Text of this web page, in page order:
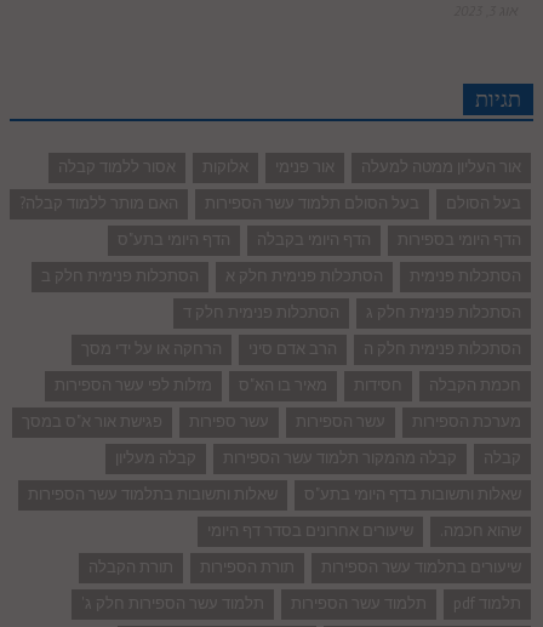
תגיות
אור העליון ממטה למעלה אור פנימי אלוקות
אסור ללמוד קבלה
בעל הסולם
בעל הסולם תלמוד עשר הספירות
האם מותר ללמוד קבלה?
הדף היומי בספירות
הדף היומי בקבלה
הדף היומי בתע"ס
הסתכלות פנימית
הסתכלות פנימית חלק א
הסתכלות פנימית חלק ב
הסתכלות פנימית חלק ג
הסתכלות פנימית חלק ד
הסתכלות פנימית חלק ה
הרב אדם סיני
הרחקה או על ידי מסך
חכמת הקבלה
חסידות מאיר בו הא"ס
מזלות לפי עשר הספירות
מערכת הספירות
עשר הספירות עשר ספירות
פגישת אור א"ס במסך
קבלה
קבלה מהמקור תלמוד עשר הספירות
קבלה מעליון
שאלות ותשובות בדף היומי בתע"ס
שאלות ותשובות בתלמוד עשר הספירות
שהוא חכמה.
שיעורים אחרונים בסדר דף היומי
שיעורים בתלמוד עשר הספירות
תורת הספירות
תורת הקבלה
תלמוד pdf
תלמוד עשר הספירות
תלמוד עשר הספירות חלק ג'